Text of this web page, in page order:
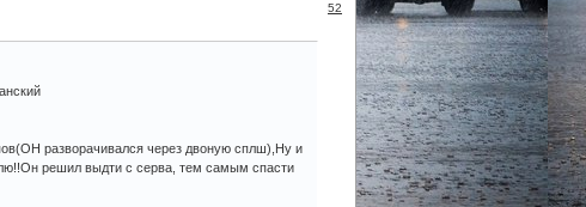
52
разворачивался через двоную сплш),Ну и
решил выдти с серва, тем самым спасти